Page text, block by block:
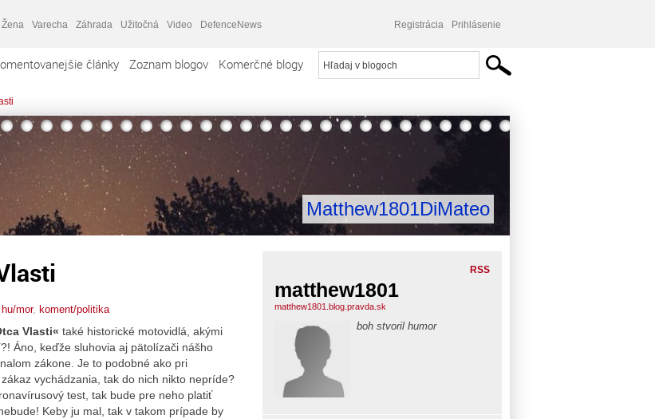
Žena Varecha Záhrada Užitočná Video DefenceNews Registrácia Prihlásenie
články Zoznam blogov Komerčné blogy
Matthew1801DiMateo
hu/mor, koment/politika
Vlasti« také historické motovidlá, akými
Áno, keďže sluhovia aj pätolízači nášho
zákone. Je to podobné ako pri
vychádzania, tak do nich nikto nepríde?
test, tak bude pre neho platiť
Keby ju mal, tak v takom prípade by
RSS
matthew1801
matthew1801.blog.pravda.sk
boh stvoril humor